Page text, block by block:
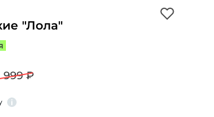
"Лола"
999 ₽